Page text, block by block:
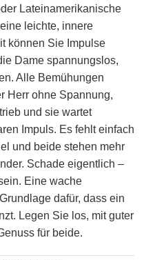
Lateinamerikanische
leichte, innere
können Sie Impulse
Dame spannungslos,
Alle Bemühungen
Herr ohne Spannung,
und sie wartet
Impuls. Es fehlt einfach
und beide stehen mehr
Schade eigentlich –
Eine wache
dafür, dass ein
Legen Sie los, mit guter
für beide.